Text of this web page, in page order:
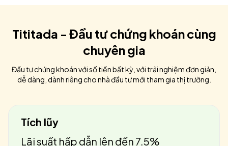
Tititada - Đầu tư chứng khoán cùng
chuyên gia
Đầu tư chứng khoán với số tiền bất kỳ, với trải nghiệm đơn giản,
dễ dàng, dành riêng cho nhà đầu tư mới tham gia thị trường.
Tích lũy
Lãi suất hấp dẫn lên đến 7.5%